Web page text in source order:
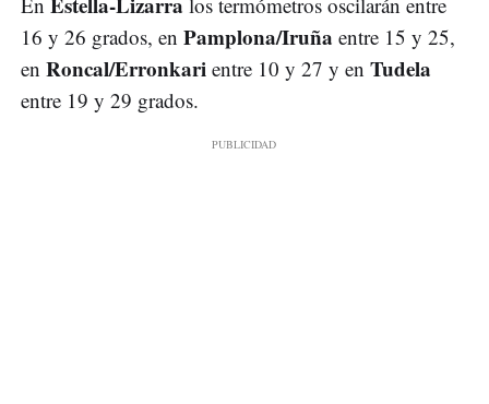
16 y 26 grados, en Pamplona/Iruña entre 15 y 25,
en Roncal/Erronkari entre 10 y 27 y en Tudela
entre 19 y 29 grados.